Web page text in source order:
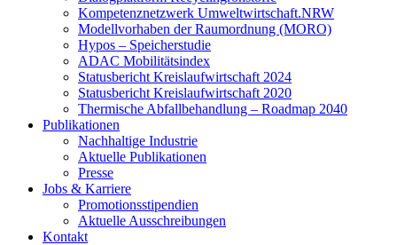
Kompetenznetzwerk Umweltwirtschaft.NRW
Modellvorhaben der Raumordnung (MORO)
Hypos – Speicherstudie
ADAC Mobilitätsindex
Statusbericht Kreislaufwirtschaft 2024
Statusbericht Kreislaufwirtschaft 2020
Thermische Abfallbehandlung – Roadmap 2040
Publikationen
Nachhaltige Industrie
Aktuelle Publikationen
Presse
Jobs & Karriere
Promotionsstipendien
Aktuelle Ausschreibungen
Kontakt